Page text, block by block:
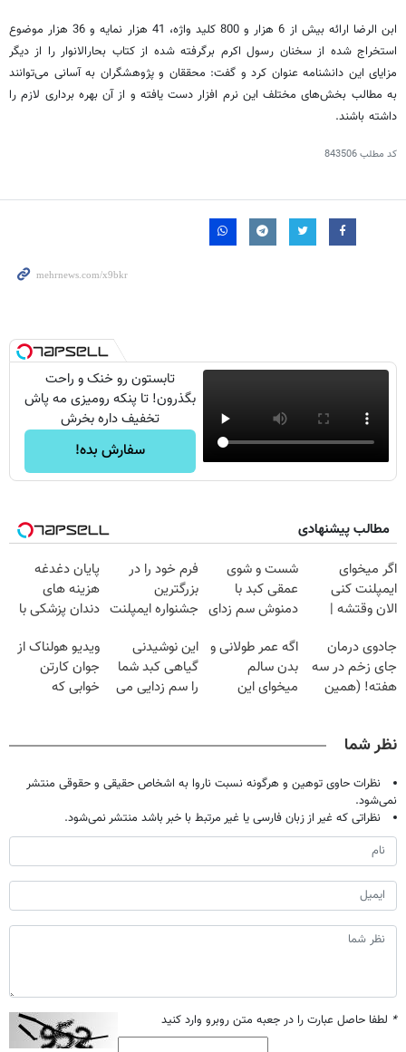
ابن الرضا ارائه بیش از 6 هزار و 800 کلید واژه، 41 هزار نمایه و 36 هزار موضوع
استخراج شده از سخنان رسول اکرم برگرفته شده از ‏کتاب بحارالانوار را از دیگر
مزایای این دانشنامه عنوان کرد و گفت: محققان و پژوهشگران به آسانی می‌توانند
به مطالب بخش‌های مختلف ‏این نرم افزار دست یافته و از آن بهره برداری لازم را
داشته باشند.‏
کد مطلب843506
تابستون رو خنک و راحت
بگذرون! تا پنکه رومیزی مه پاش
تخفیف داره بخرش
سفارش بده!
مطالب پیشنهادی
اگر میخوای
ایمپلنت کنی
الان وقتشه |
میلیون تومان!!!
شست و شوی
عمقی کبد با
دمنوش سم زدای
فرم خود را در
بزرگترین
جشنواره ایمپلنت
فقط ۲۵ میلیون
پایان دغدغه
هزینه های
دندان پزشکی با
خانگی
جادوی درمان
جای زخم در سه
هفته! (همین
اگه عمر طولانی و
بدن سالم
میخوای این
این نوشیدنی
گیاهی کبد شما
را سم زدایی می
ویدیو هولناک از
جوان کارتن
خوابی که
نظر شما
نظرات حاوی توهین و هرگونه نسبت ناروا به اشخاص حقیقی و حقوقی منتشر
نمی‌شود.
نظراتی که غیر از زبان فارسی یا غیر مرتبط با خبر باشد منتشر نمی‌شود.
* لطفا حاصل عبارت را در جعبه متن روبرو وارد کنید